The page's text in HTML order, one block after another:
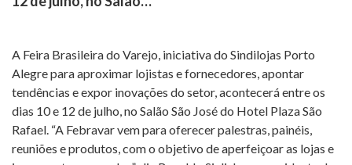
A Feira Brasileira do Varejo, iniciativa do Sindilojas Porto
Alegre para aproximar lojistas e fornecedores, apontar
tendências e expor inovações do setor, acontecerá entre os
dias 10 e 12 de julho, no Salão São José do Hotel Plaza São
Rafael. “A Febravar vem para oferecer palestras, painéis,
reuniões e produtos, com o objetivo de aperfeiçoar as lojas e